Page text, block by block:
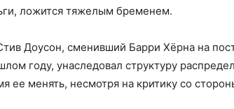
ложится тяжелым бременем.
Доусон, сменивший Барри Хёрна на
году, унаследовал структуру
ее менять, несмотря на критику со